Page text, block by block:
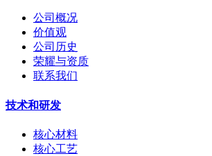
公司概况
价值观
公司历史
荣耀与资质
联系我们
技术和研发
核心材料
核心工艺